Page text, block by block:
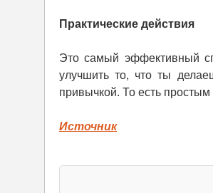
Практические действия
Это самый эффективный
улучшить то, что ты
привычкой. То есть
Источник